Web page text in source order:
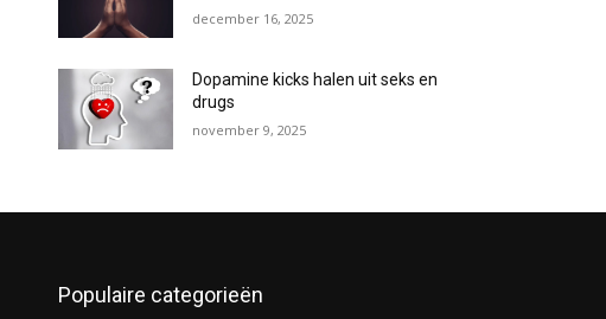
december 16, 2025
Dopamine kicks halen uit seks en
drugs
november 9, 2025
Populaire categorieën